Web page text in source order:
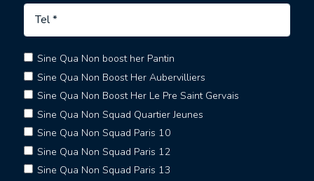
Sine Qua Non boost her Pantin
Sine Qua Non Boost Her Aubervilliers
Sine Qua Non Boost Her Le Pre Saint Gervais
Sine Qua Non Squad Quartier Jeunes
Sine Qua Non Squad Paris 10
Sine Qua Non Squad Paris 12
Sine Qua Non Squad Paris 13